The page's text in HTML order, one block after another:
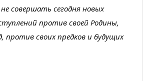
совершать сегодня новых
против своей Родины,
против своих предков и будущих